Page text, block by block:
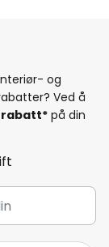
og
Ved å
rabatt* på din